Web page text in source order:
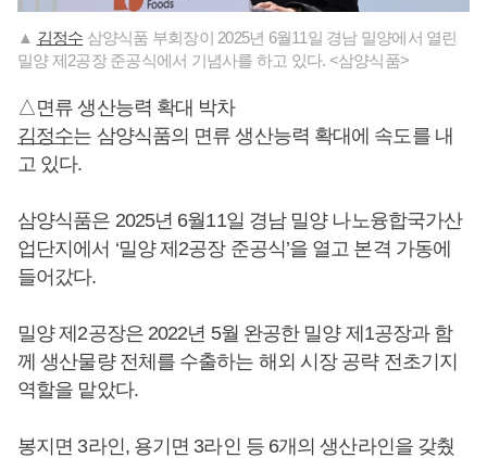
▲ 김정수 삼양식품 부회장이 2025년 6월11일 경남 밀양에서 열린
밀양 제2공장 준공식에서 기념사를 하고 있다. <삼양식품>
△면류 생산능력 확대 박차
김정수는 삼양식품의 면류 생산능력 확대에 속도를 내
고 있다.
삼양식품은 2025년 6월11일 경남 밀양 나노융합국가산
업단지에서 ‘밀양 제2공장 준공식’을 열고 본격 가동에
들어갔다.
밀양 제2공장은 2022년 5월 완공한 밀양 제1공장과 함
께 생산물량 전체를 수출하는 해외 시장 공략 전초기지
역할을 맡았다.
봉지면 3라인, 용기면 3라인 등 6개의 생산라인을 갖췄